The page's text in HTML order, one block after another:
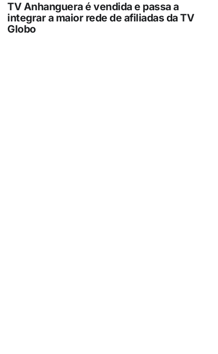
TV Anhanguera é vendida e passa a
integrar a maior rede de afiliadas da TV
Globo